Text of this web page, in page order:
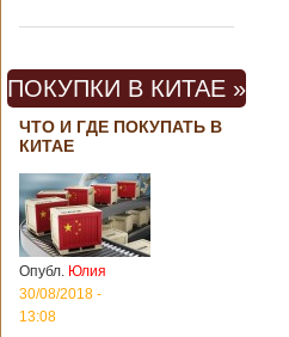
ПОКУПКИ В КИТАЕ »
ЧТО И ГДЕ ПОКУПАТЬ В
КИТАЕ
Опубл. Юлия
30/08/2018 -
13:08